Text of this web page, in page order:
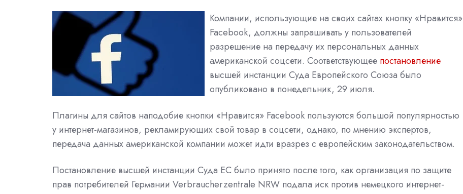
Компании, использующие на своих сайтах кнопку «Нравится»
Facebook, должны запрашивать у пользователей
разрешение на передачу их персональных данных
американской соцсети. Соответствующее постановление
высшей инстанции Суда Европейского Союза было
опубликовано в понедельник, 29 июля.
Плагины для сайтов наподобие кнопки «Нравится» Facebook пользуются большой популярностью
у интернет-магазинов, рекламирующих свой товар в соцсети, однако, по мнению экспертов,
передача данных американской компании может идти вразрез с европейским законодательством.
Постановление высшей инстанции Суда ЕС было принято после того, как организация по защите
прав потребителей Германии Verbraucherzentrale NRW подала иск против немецкого интернет-